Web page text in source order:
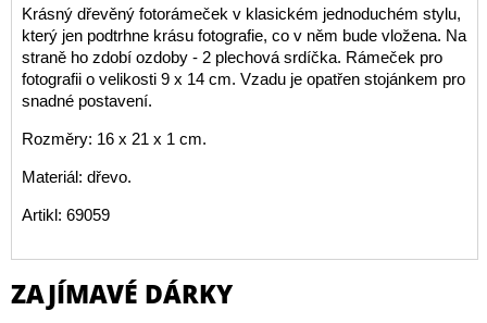
Krásný dřevěný fotorámeček v klasickém jednoduchém stylu,
který jen podtrhne krásu fotografie, co v něm bude vložena. Na
straně ho zdobí ozdoby - 2 plechová srdíčka. Rámeček pro
fotografii o velikosti 9 x 14 cm. Vzadu je opatřen stojánkem pro
snadné postavení.
Rozměry: 16 x 21 x 1 cm.
Materiál: dřevo.
Artikl: 69059
ZAJÍMAVÉ DÁRKY